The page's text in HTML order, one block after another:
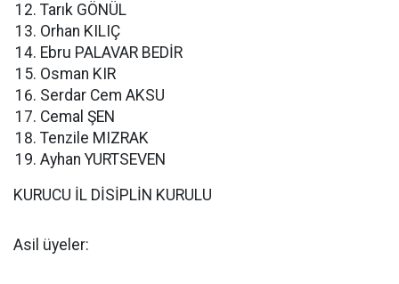
Tarık GÖNÜL
Orhan KILIÇ
Ebru PALAVAR BEDİR
Osman KIR
Serdar Cem AKSU
Cemal ŞEN
Tenzile MIZRAK
Ayhan YURTSEVEN
KURUCU İL DİSİPLİN KURULU
Asil üyeler: